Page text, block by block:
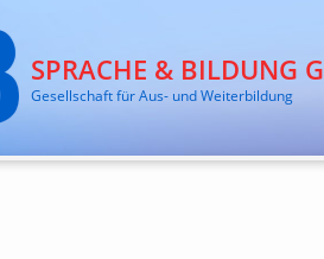
SPRACHE & BILDUNG
Gesellschaft für Aus- und Weiterbildung